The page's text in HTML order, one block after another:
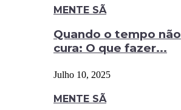
MENTE SÃ
Quando o tempo não
cura: O que fazer...
Julho 10, 2025
MENTE SÃ